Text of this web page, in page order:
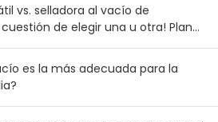
vs. selladora al vacío de
de elegir una u otra! Plan
para mayoristas australianos
es la más adecuada para la